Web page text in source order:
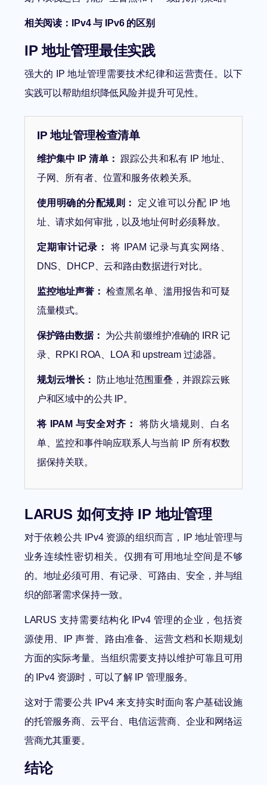
相关阅读： IPv4 与 IPv6 的区别
IP 地址管理最佳实践
强大的 IP 地址管理需要技术纪律和运营责任。以下
实践可以帮助组织降低风险并提升可见性。
IP 地址管理检查清单
维护集中 IP 清单：
跟踪公共和私有 IP 地址、
子网、所有者、位置和服务依赖关系。
使用明确的分配规则：
定义谁可以分配 IP 地
址、请求如何审批，以及地址何时必须释放。
定期审计记录：
将 IPAM 记录与真实网络、
DNS、DHCP、云和路由数据进行对比。
监控地址声誉： 检查黑名单、滥用报告和可疑
流量模式。
保护路由数据：
为公共前缀维护准确的 IRR 记
录、RPKI ROA、LOA 和 upstream 过滤器。
规划云增长：
防止地址范围重叠，并跟踪云账
户和区域中的公共 IP。
将 IPAM 与安全对齐：
将防火墙规则、白名
单、监控和事件响应联系人与当前 IP 所有权数
据保持关联。
LARUS 如何支持 IP 地址管理
对于依赖公共 IPv4 资源的组织而言，IP 地址管理与
业务连续性密切相关。仅拥有可用地址空间是不够
的。地址必须可用、有记录、可路由、安全，并与组
织的部署需求保持一致。
LARUS 支持需要结构化 IPv4 管理的企业，包括资
源使用、IP 声誉、路由准备、运营文档和长期规划
方面的实际考量。当组织需要支持以维护可靠且可用
的 IPv4 资源时，可以了解 IP 管理服务。
这对于需要公共 IPv4 来支持实时面向客户基础设施
的托管服务商、云平台、电信运营商、企业和网络运
营商尤其重要。
结论